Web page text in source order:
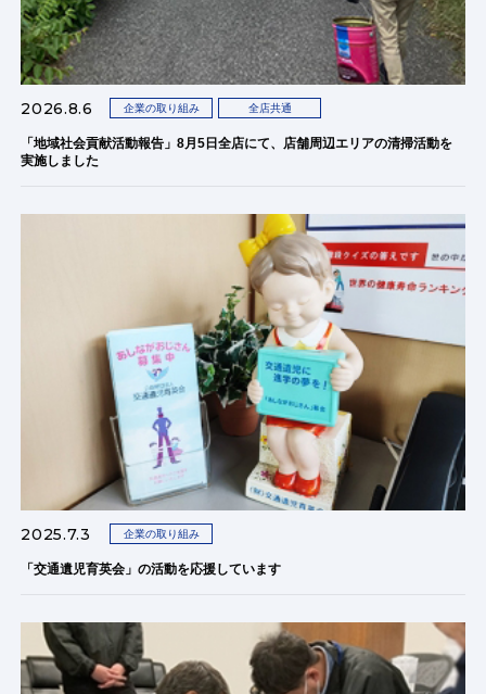
2026.8.6 企業の取り組み 全店共通
「地域社会貢献活動報告」8月5日全店にて、店舗周辺エリアの清掃活動を
実施しました
2025.7.3 企業の取り組み
「交通遺児育英会」の活動を応援しています